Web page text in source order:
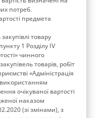
потреб.
предмета
товару
1 Розділу ІV
чинного
товарів, робіт
«Адміністрація
очікуваної вартості
наказом
(зі змінами), з